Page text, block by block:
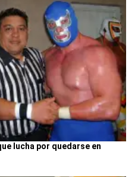
lucha por quedarse en